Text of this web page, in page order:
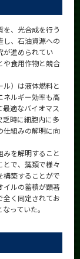
を、光合成を行う
し、石油資源への
が進められてい
や食用作物と競合
）は液体燃料と
ネルギー効率も高
適なバイオマス
乏時に細胞内に多
仕組みの解明に向
を解明すること
とで、藻類で様々
構築することがで
イルの蓄積が顕著
全く同定されてお
っていた。